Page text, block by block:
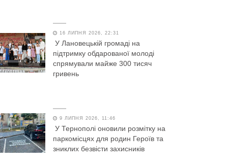
16 ЛИПНЯ 2026, 22:31
У Лановецькій громаді на
підтримку обдарованої молоді
спрямували майже 300 тисяч
гривень
9 ЛИПНЯ 2026, 11:46
У Тернополі оновили розмітку на
паркомісцях для родин Героїв та
зниклих безвісти захисників